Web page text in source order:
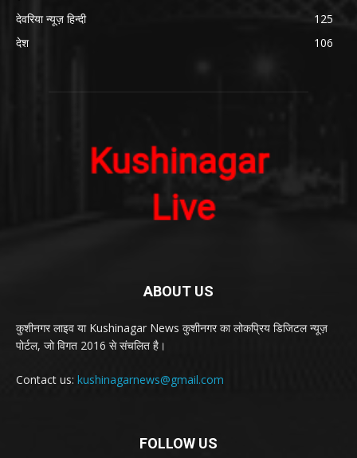
देवरिया न्यूज़ हिन्दी
125
देश
106
ABOUT US
कुशीनगर लाइव या Kushinagar News कुशीनगर का लोकप्रिय डिजिटल न्यूज़
पोर्टल, जो विगत 2016 से संचलित है।
Contact us: kushinagarnews@gmail.com
FOLLOW US